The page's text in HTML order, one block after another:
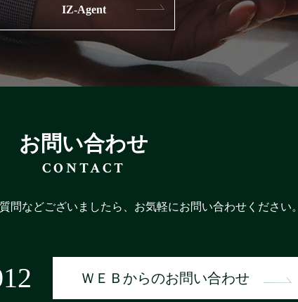
IZ-Agent
お問い合わせ
CONTACT
問などございましたら、お気軽にお問い合わせください。
ＷＥＢからのお問い合わせ